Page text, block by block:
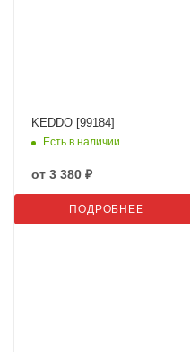
KEDDO [99184]
Есть в наличии
от 3 380 ₽
ПОДРОБНЕЕ